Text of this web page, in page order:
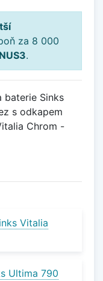
za 8 000
.
baterie Sinks
s odkapem
Chrom -
Vitalia
Ultima 790